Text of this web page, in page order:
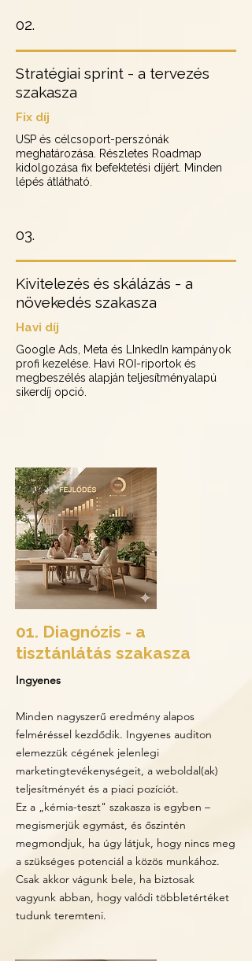
02.
Stratégiai sprint - a tervezés
szakasza
Fix díj
USP és célcsoport-perszónák
meghatározása. Részletes Roadmap
kidolgozása fix befektetési díjért. Minden
lépés átlátható.
03.
Kivitelezés és skálázás - a
növekedés szakasza
Havi díj
Google Ads, Meta és LInkedIn kampányok
profi kezelése. Havi ROI-riportok és
megbeszélés alapján teljesítményalapú
sikerdíj opció.
01. Diagnózis - a
tisztánlátás szakasza
Ingyenes
Minden nagyszerű eredmény alapos
felméréssel kezdődik. Ingyenes auditon
elemezzük cégének jelenlegi
marketingtevékenységeit, a weboldal(ak)
teljesítményét és a piaci pozíciót.
Ez a „kémia-teszt" szakasza is egyben –
megismerjük egymást, és őszintén
megmondjuk, ha úgy látjuk, hogy nincs meg
a szükséges potenciál a közös munkához.
Csak akkor vágunk bele, ha biztosak
vagyunk abban, hogy valódi többletértéket
tudunk teremteni.​